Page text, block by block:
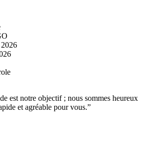
est notre objectif ; nous sommes heureux
et agréable pour vous.”